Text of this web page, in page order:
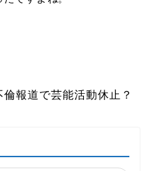
報道で芸能活動休止？